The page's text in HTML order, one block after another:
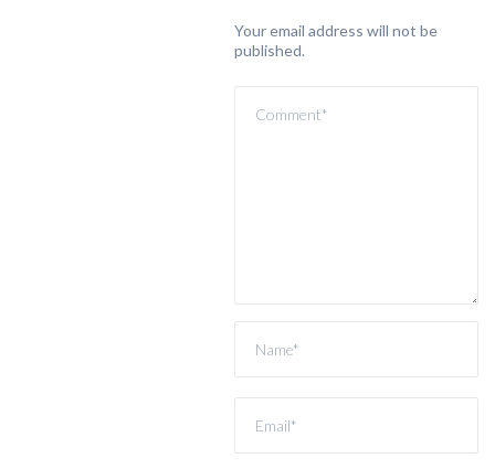
Your email address will not be
published.